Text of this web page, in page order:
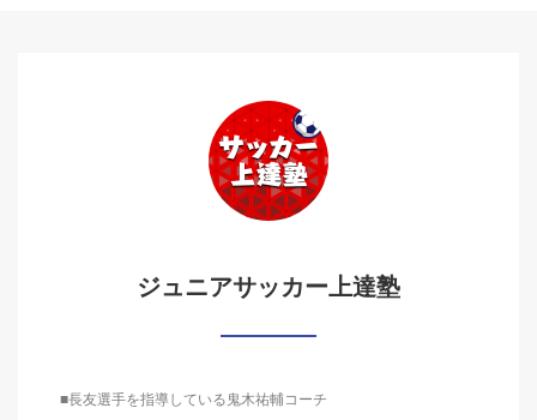
ジュニアサッカー上達塾
■長友選手を指導している鬼木祐輔コーチ